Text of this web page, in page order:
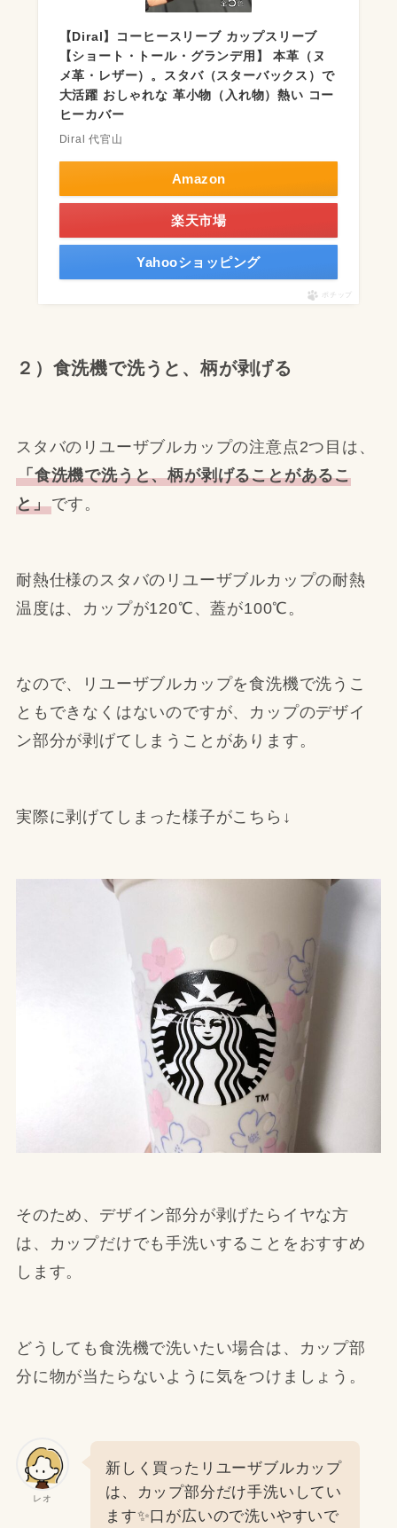
【Diral】コーヒースリーブ カップスリーブ
【ショート・トール・グランデ用】 本革（ヌ
メ革・レザー）。スタバ（スターバックス）で
大活躍 おしゃれな 革小物（入れ物）熱い コー
ヒーカバー
Diral 代官山
Amazon
楽天市場
Yahooショッピング
ポチップ
２）食洗機で洗うと、柄が剥げる
スタバのリユーザブルカップの注意点2つ目は、
「食洗機で洗うと、柄が剥げることがあるこ
と」です。
耐熱仕様のスタバのリユーザブルカップの耐熱
温度は、カップが120℃、蓋が100℃。
なので、リユーザブルカップを食洗機で洗うこ
ともできなくはないのですが、カップのデザイ
ン部分が剥げてしまうことがあります。
実際に剥げてしまった様子がこちら↓
そのため、デザイン部分が剥げたらイヤな方
は、カップだけでも手洗いすることをおすすめ
します。
どうしても食洗機で洗いたい場合は、カップ部
分に物が当たらないように気をつけましょう。
レオ
新しく買ったリユーザブルカップ
は、カップ部分だけ手洗いしてい
ます✨口が広いので洗いやすいで